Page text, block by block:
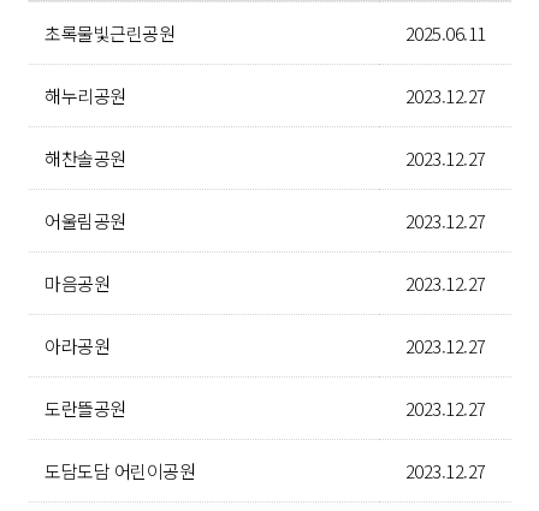
초록물빛근린공원 2025.06.11
해누리공원 2023.12.27
해찬솔공원 2023.12.27
어울림공원 2023.12.27
마음공원 2023.12.27
아라공원 2023.12.27
도란뜰공원 2023.12.27
도담도담 어린이공원 2023.12.27